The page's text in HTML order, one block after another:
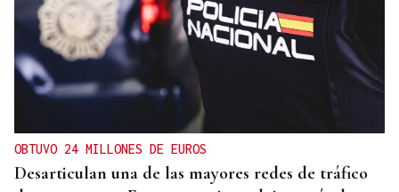
OBTUVO 24 MILLONES DE EUROS
Desarticulan una de las mayores redes de tráfico